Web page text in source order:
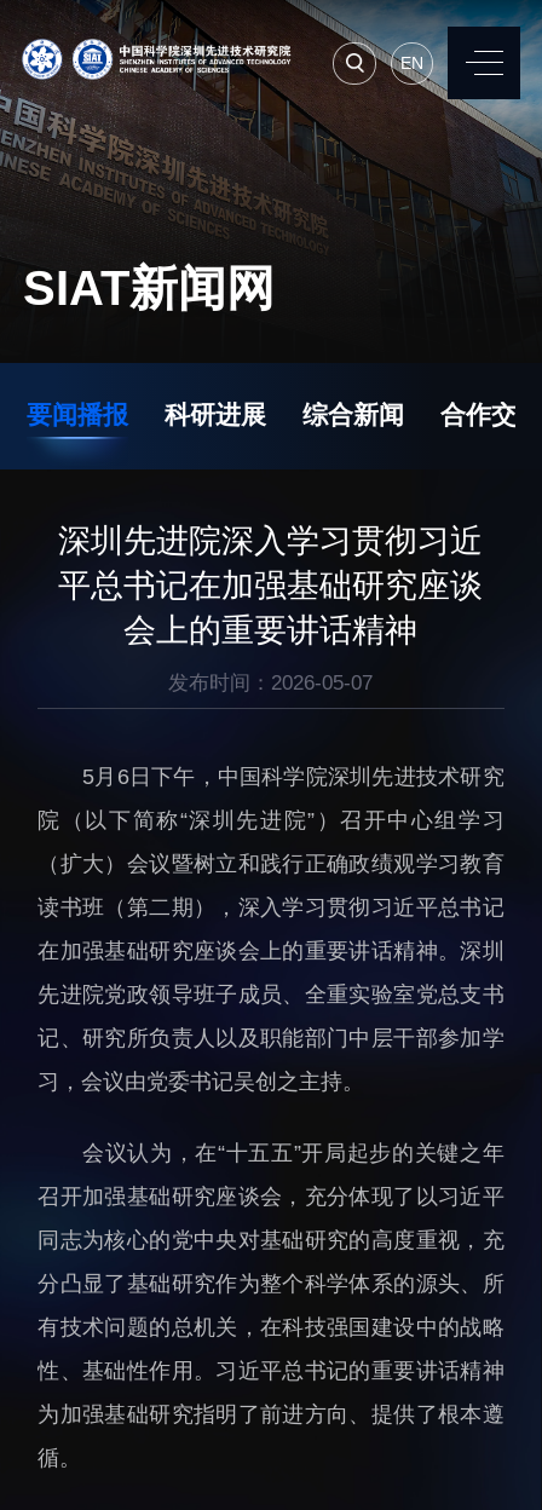
EN
常用系统 人才招聘 联系我们
机构简介
院长寄语
现任领导
统计数据
研究机构
先进集成技术研究所
生物医学与健康工程研
生物医药与技术研究所
脑认知与脑疾病研究所
合成生物学研究所
材料人工智能研究所
人才概况
人才介绍
人才招聘
博士后
综合处
科研管理处
创新融合处
财务资产处
合作转化处
教育处
党群工作处
监督审计处
支撑平台处
产业发展中心
SIAT新闻网
要闻播报 科研进展 综合新闻 合作交流
深圳先进院深入学习贯彻习近
平总书记在加强基础研究座谈
会上的重要讲话精神
发布时间：2026-05-07
5月6日下午，中国科学院深圳先进技术研究
院（以下简称“深圳先进院”）召开中心组学习
（扩大）会议暨树立和践行正确政绩观学习教育
读书班（第二期），深入学习贯彻习近平总书记
在加强基础研究座谈会上的重要讲话精神。深圳
先进院党政领导班子成员、全重实验室党总支书
记、研究所负责人以及职能部门中层干部参加学
习，会议由党委书记吴创之主持。
会议认为，在“十五五”开局起步的关键之年
召开加强基础研究座谈会，充分体现了以习近平
同志为核心的党中央对基础研究的高度重视，充
分凸显了基础研究作为整个科学体系的源头、所
有技术问题的总机关，在科技强国建设中的战略
性、基础性作用。习近平总书记的重要讲话精神
为加强基础研究指明了前进方向、提供了根本遵
循。